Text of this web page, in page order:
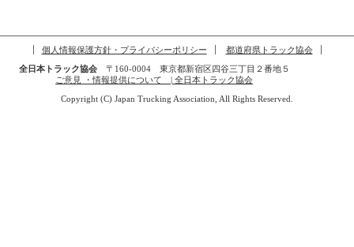
個人情報保護方針・プライバシーポリシー
都道府県トラック協会
全日本トラック協会〒160-0004 東京都新宿区四谷三丁目２番地５
ご意見 ・情報提供について | 全日本トラック協会
Copyright (C) Japan Trucking Association, All Rights Reserved.